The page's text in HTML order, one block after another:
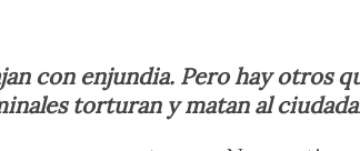
con enjundia. Pero hay otros
torturan y matan al